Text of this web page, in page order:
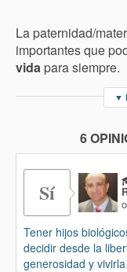
La paternidad/
importantes que
vida para siempre.
▼
6
Sí
Tener hijos
decidir desde la
generosidad y